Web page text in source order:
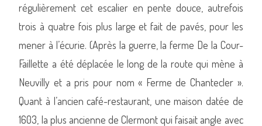
régulièrement cet escalier en pente douce, autrefois
trois à quatre fois plus large et fait de pavés, pour les
mener à l’écurie. (Après la guerre, la ferme De la Cour-
Faillette a été déplacée le long de la route qui mène à
Neuvilly et a pris pour nom « Ferme de Chantecler ».
Quant à l’ancien café-restaurant, une maison datée de
1603, la plus ancienne de Clermont qui faisait angle avec